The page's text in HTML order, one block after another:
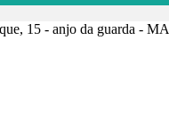
15 - anjo da guarda - MA